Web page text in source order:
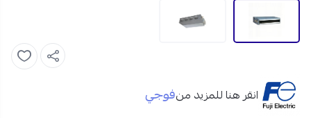
انقر هنا للمزيد منفوجي